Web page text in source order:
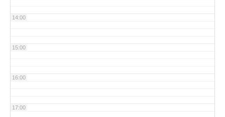
14:00
15:00
16:00
17:00